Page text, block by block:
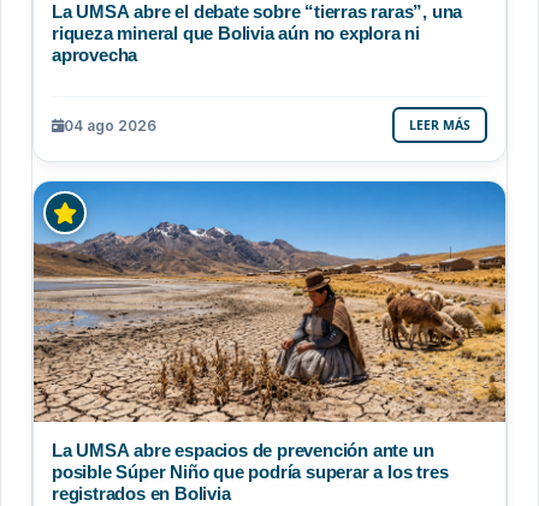
La UMSA abre el debate sobre “tierras raras”, una
riqueza mineral que Bolivia aún no explora ni
aprovecha
04 ago 2026 LEER MÁS
La UMSA abre espacios de prevención ante un
posible Súper Niño que podría superar a los tres
registrados en Bolivia